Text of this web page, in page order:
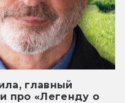
главный
про «Легенду о